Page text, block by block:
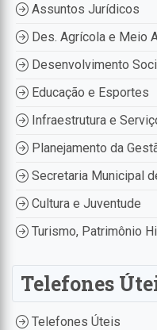
Assuntos Jurídicos
Des. Agrícola e Meio
Desenvolvimento
Educação e Esportes
Infraestrutura e
Planejamento da
Secretaria Municipal
Cultura e Juventude
Turismo, Patrimônio
Telefones
Telefones Úteis